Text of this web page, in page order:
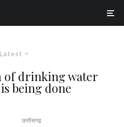
Latest
of drinking water
being done
छत्तीसगढ़